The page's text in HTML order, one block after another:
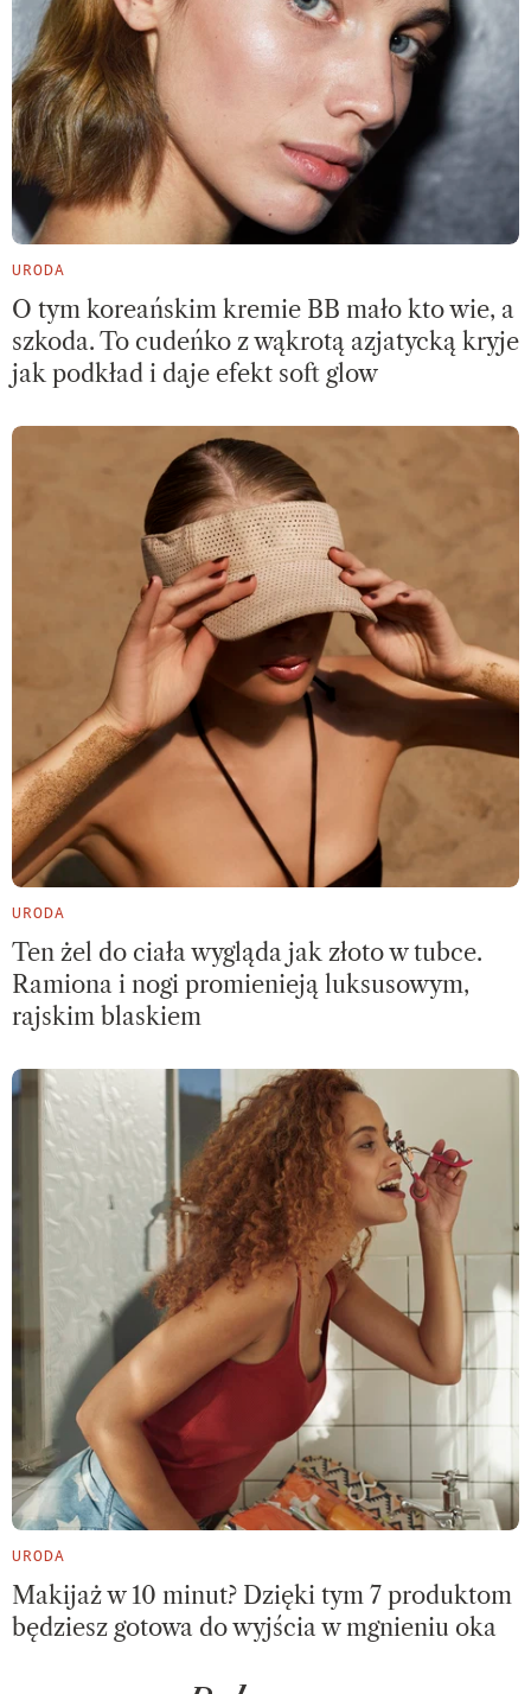
URODA
O tym koreańskim kremie BB mało kto wie, a
szkoda. To cudeńko z wąkrotą azjatycką kryje
jak podkład i daje efekt soft glow
URODA
Ten żel do ciała wygląda jak złoto w tubce.
Ramiona i nogi promienieją luksusowym,
rajskim blaskiem
URODA
Makijaż w 10 minut? Dzięki tym 7 produktom
będziesz gotowa do wyjścia w mgnieniu oka